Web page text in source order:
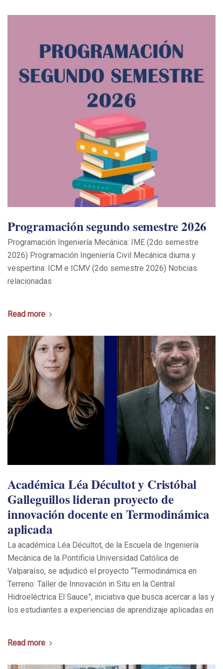
Programación segundo semestre 2026
Programación Ingeniería Mecánica: IME (2do semestre
2026) Programación Ingeniería Civil Mecánica diurna y
vespertina: ICM e ICMV (2do semestre 2026) Noticias
relacionadas
Read more
Académica Léa Décultot y Cristóbal
Galleguillos lideran proyecto de
innovación docente en Termodinámica
aplicada
La académica Léa Décultot, de la Escuela de Ingeniería
Mecánica de la Pontificia Universidad Católica de
Valparaíso, se adjudicó el proyecto “Termodinámica en
Terreno: Taller de Innovación in Situ en la Central
Hidroeléctrica El Sauce”, iniciativa que busca acercar a las y
los estudiantes a experiencias de aprendizaje aplicadas en
Read more